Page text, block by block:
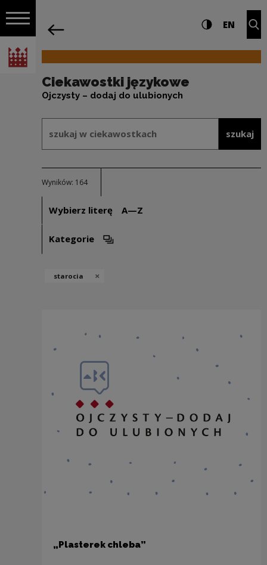
Włącz nawigację
Narodowe Centrum Kultury
Nawigacja Ustawienia i Wysoki
EN
Ciekawostki językowe
Ojczysty – dodaj do ulubionych
Formularz wyszukiwania w szukaj
Wyników: 164
Wybierz literę A—Z
Kategorie
Otwórz opcje filtrowania. Uwaga: spowoduje
starocia ×
„Plasterek chleba”